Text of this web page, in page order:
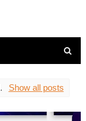
. Show all posts